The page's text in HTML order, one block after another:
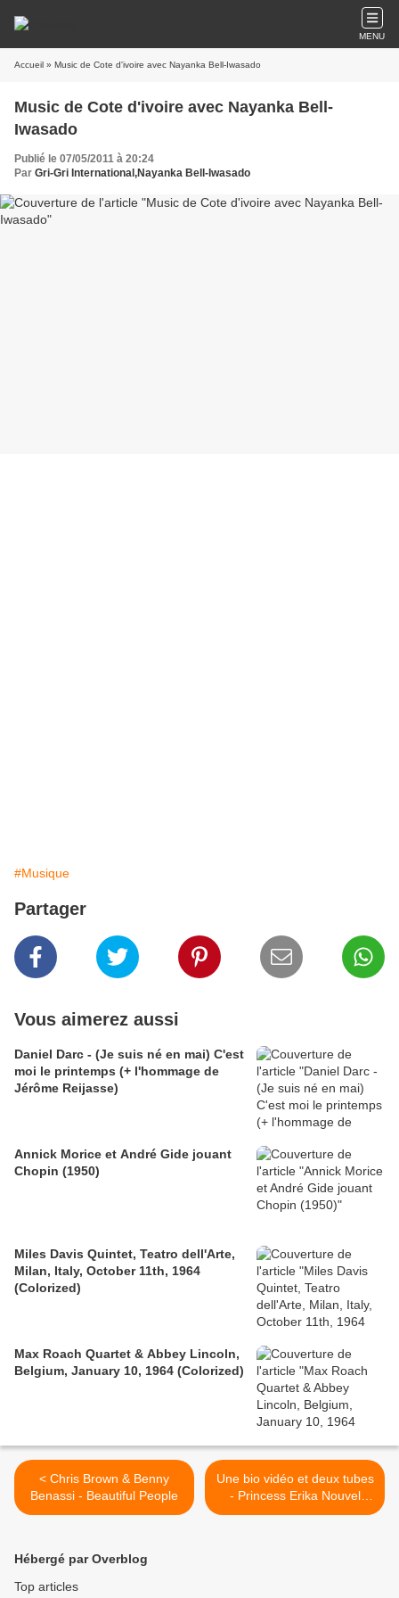
MENU
Accueil » Music de Cote d'ivoire avec Nayanka Bell-Iwasado
Music de Cote d'ivoire avec Nayanka Bell-
Iwasado
Publié le 07/05/2011 à 20:24
Par Gri-Gri International,Nayanka Bell-Iwasado
#Musique
Partager
Vous aimerez aussi
Daniel Darc - (Je suis né en mai) C'est
moi le printemps (+ l'hommage de
Jérôme Reijasse)
Annick Morice et André Gide jouant
Chopin (1950)
Miles Davis Quintet, Teatro dell'Arte,
Milan, Italy, October 11th, 1964
(Colorized)
Max Roach Quartet & Abbey Lincoln,
Belgium, January 10, 1964 (Colorized)
< Chris Brown & Benny
Benassi - Beautiful People
Une bio vidéo et deux tubes
- Princess Erika Nouvel
album, le 9 Mai en
Hébergé par Overblog
Top articles